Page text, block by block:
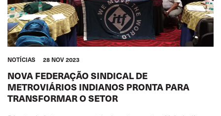
NOTÍCIAS 28 NOV 2023
NOVA FEDERAÇÃO SINDICAL DE
METROVIÁRIOS INDIANOS PRONTA PARA
TRANSFORMAR O SETOR